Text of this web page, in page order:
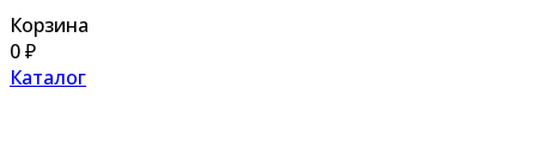
Корзина
0₽
Каталог